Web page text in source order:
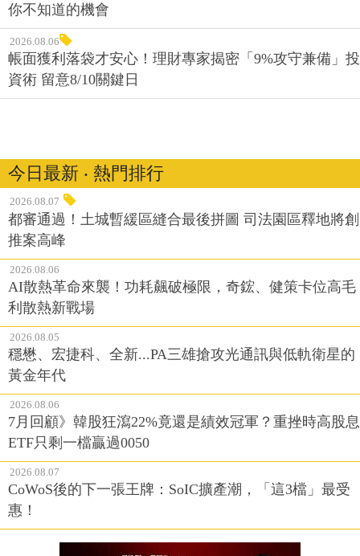
你不知道的機會
2026.08.06
帳面獲利落袋才安心！理財專家揭密「9%攻守兼備」投
資術 留意8/10關鍵日
今日最新 ‧ 熱門排行
2026.08.07
都審通過！土城暫緩區縫合最後拼圖 司法園區釋地將創
推案高峰
2026.08.06
AI散熱革命來襲！功耗飆破極限，奇鋐、健策卡位高毛
利散熱新戰場
2026.08.05
穩懋、宏捷科、全新...PA三雄搶攻光通訊與低軌衛星的
黃金年代
2026.08.06
7月回顧》韓股狂瀉22%竟還是績效冠軍？重挫時高股息
ETF只剩一檔贏過0050
2026.08.07
CoWoS後的下一張王牌：SoIC擴產潮，「這3檔」最受
惠！